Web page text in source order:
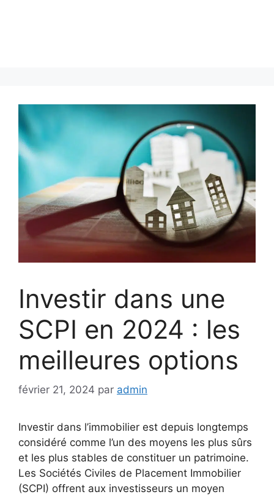
Investir dans une
SCPI en 2024 : les
meilleures options
février 21, 2024 par admin
Investir dans l’immobilier est depuis longtemps
considéré comme l’un des moyens les plus sûrs
et les plus stables de constituer un patrimoine.
Les Sociétés Civiles de Placement Immobilier
(SCPI) offrent aux investisseurs un moyen